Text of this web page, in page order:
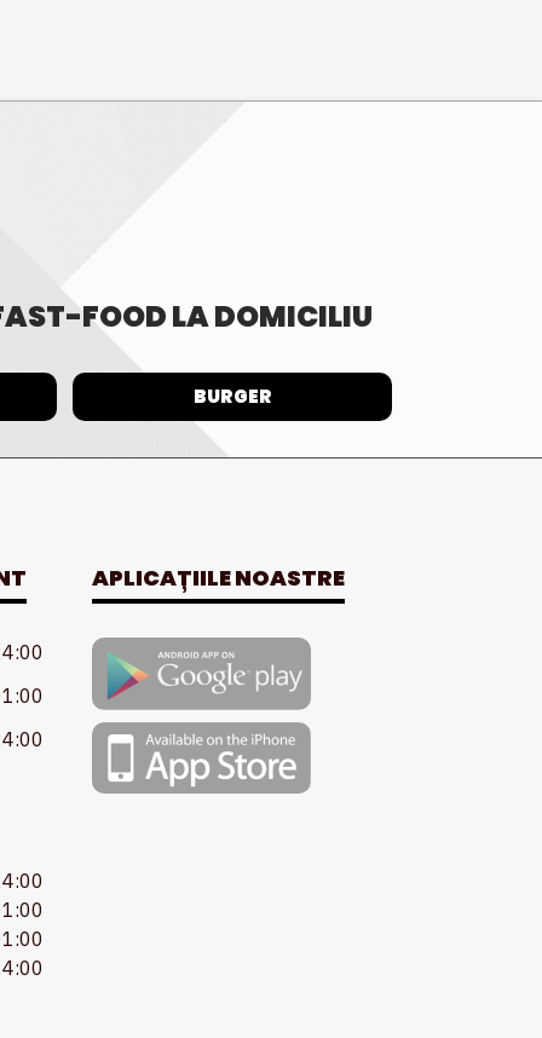
FOOD LA DOMICILIU
BURGER
APLICAȚIILE NOASTRE